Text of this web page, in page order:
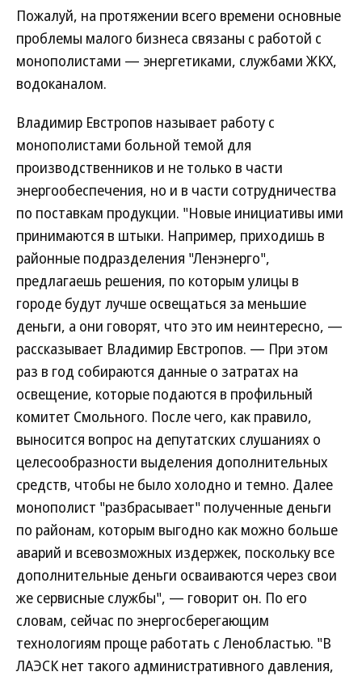
Пожалуй, на протяжении всего времени основные
проблемы малого бизнеса связаны с работой с
монополистами — энергетиками, службами ЖКХ,
водоканалом.
Владимир Евстропов называет работу с
монополистами больной темой для
производственников и не только в части
энергообеспечения, но и в части сотрудничества
по поставкам продукции. "Новые инициативы ими
принимаются в штыки. Например, приходишь в
районные подразделения "Ленэнерго",
предлагаешь решения, по которым улицы в
городе будут лучше освещаться за меньшие
деньги, а они говорят, что это им неинтересно, —
рассказывает Владимир Евстропов. — При этом
раз в год собираются данные о затратах на
освещение, которые подаются в профильный
комитет Смольного. После чего, как правило,
выносится вопрос на депутатских слушаниях о
целесообразности выделения дополнительных
средств, чтобы не было холодно и темно. Далее
монополист "разбрасывает" полученные деньги
по районам, которым выгодно как можно больше
аварий и всевозможных издержек, поскольку все
дополнительные деньги осваиваются через свои
же сервисные службы", — говорит он. По его
словам, сейчас по энергосберегающим
технологиям проще работать с Ленобластью. "В
ЛАЭСК нет такого административного давления,